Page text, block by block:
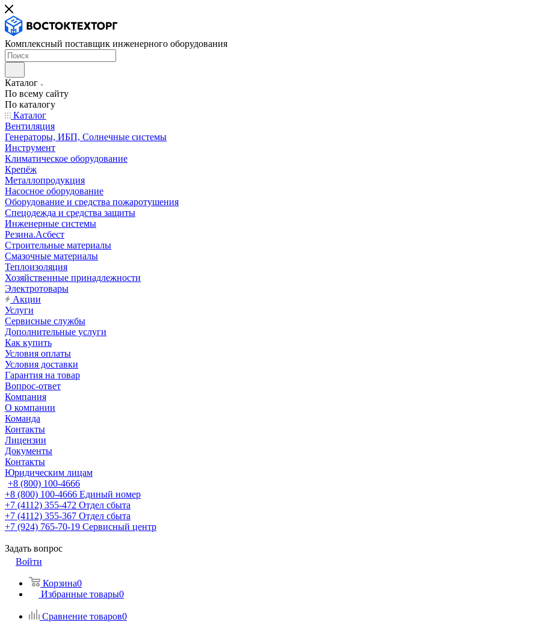
Комплексный поставщик инженерного оборудования
Каталог
По всему сайту
По каталогу
Каталог
Вентиляция
Генераторы, ИБП, Солнечные системы
Инструмент
Климатическое оборудование
Крепёж
Металлопродукция
Насосное оборудование
Оборудование и средства пожаротушения
Спецодежда и средства защиты
Инженерные системы
Резина.Асбест
Строительные материалы
Смазочные материалы
Теплоизоляция
Хозяйственные принадлежности
Электротовары
Акции
Услуги
Сервисные службы
Дополнительные услуги
Как купить
Условия оплаты
Условия доставки
Гарантия на товар
Вопрос-ответ
Компания
О компании
Команда
Контакты
Лицензии
Документы
Контакты
Юридическим лицам
+8 (800) 100-4666
+8 (800) 100-4666 Единый номер
+7 (4112) 355-472 Отдел сбыта
+7 (4112) 355-367 Отдел сбыта
+7 (924) 765-70-19 Сервисный центр
Задать вопрос
Войти
Корзина0
Избранные товары0
Сравнение товаров0